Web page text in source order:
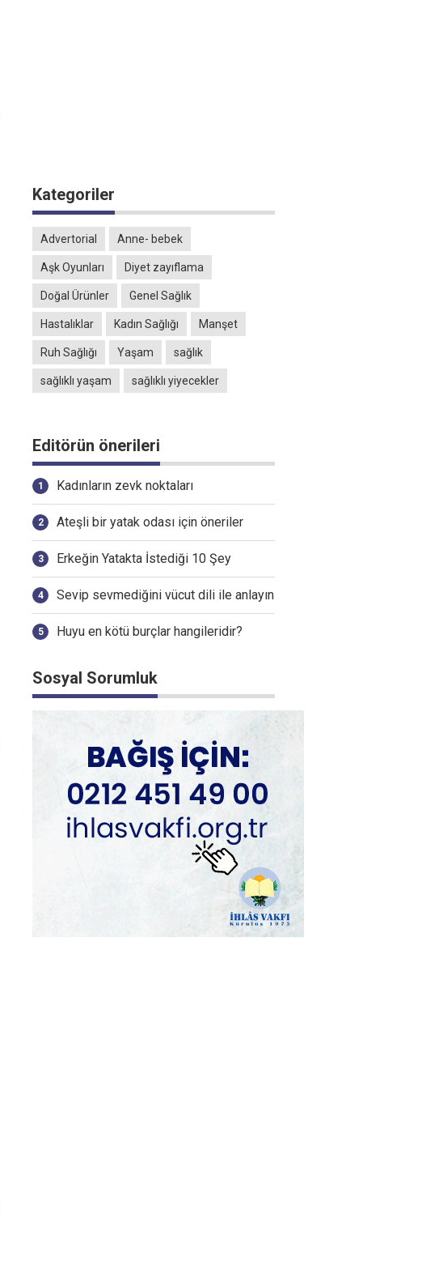
Kategoriler
Advertorial Anne- bebek
Aşk Oyunları Diyet zayıflama
Doğal Ürünler Genel Sağlık
Hastalıklar Kadın Sağlığı Manşet
Ruh Sağlığı Yaşam sağlık
sağlıklı yaşam sağlıklı yiyecekler
Editörün önerileri
Kadınların zevk noktaları
Ateşli bir yatak odası için öneriler
Erkeğin Yatakta İstediği 10 Şey
Sevip sevmediğini vücut dili ile anlayın
Huyu en kötü burçlar hangileridir?
Sosyal Sorumluk